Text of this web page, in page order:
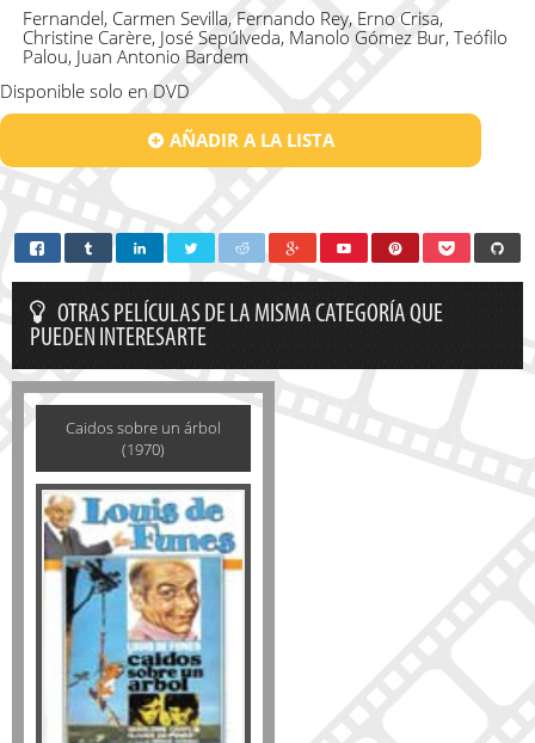
Fernandel, Carmen Sevilla, Fernando Rey, Erno Crisa,
Christine Carère, José Sepúlveda, Manolo Gómez Bur, Teófilo
Palou, Juan Antonio Bardem
Disponible solo en DVD
AÑADIR A LA LISTA
OTRAS PELÍCULAS DE LA MISMA CATEGORÍA QUE
PUEDEN INTERESARTE
Caidos sobre un árbol
(1970)